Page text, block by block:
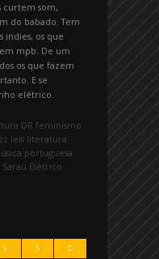
curtem som,
do babado. Tem
indies, os que
mpb. De um
os que fazem
E se
elétrico.
DR feminismo
leis literatura
portuguesa
Sarau Elétrico
S S D